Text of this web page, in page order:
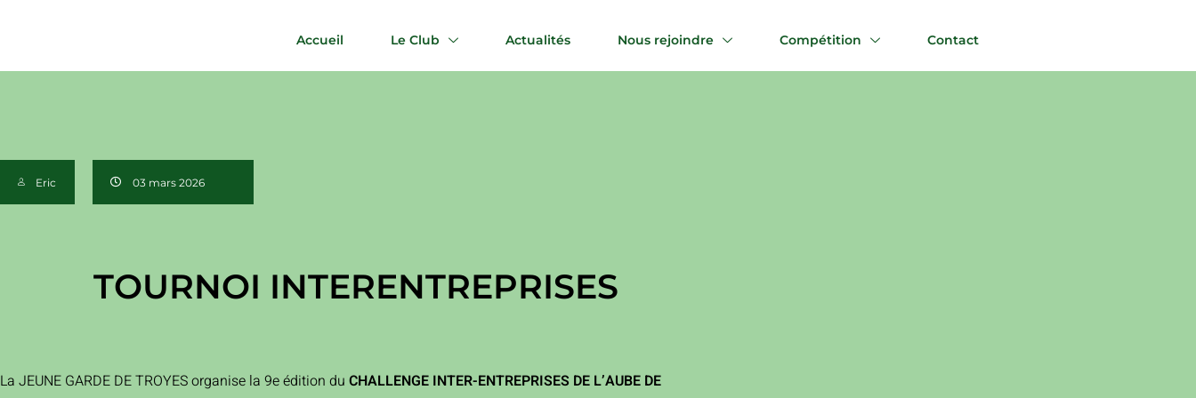
Accueil Le Club Actualités Nous rejoindre Compétition Contact
Eric 03 mars 2026
TOURNOI INTERENTREPRISES
La JEUNE GARDE DE TROYES organise la 9e édition du CHALLENGE INTER-ENTREPRISES DE L’AUBE DE